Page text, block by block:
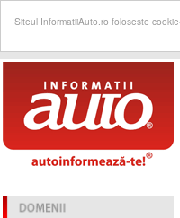
Siteul InformatiiAuto.ro foloseste